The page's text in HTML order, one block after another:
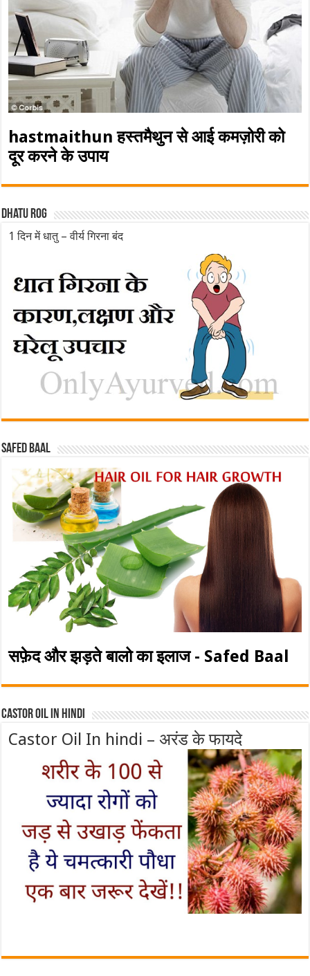
hastmaithun हस्तमैथुन से आई कमज़ोरी को
दूर करने के उपाय
Dhatu rog
1 दिन में धातु – वीर्य गिरना बंद
Safed baal
सफ़ेद और झड़ते बालो का इलाज - Safed Baal
Castor Oil In Hindi
Castor Oil In hindi – अरंड के फायदे